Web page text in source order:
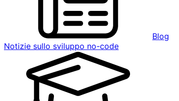
Blog
Notizie sullo sviluppo no-code